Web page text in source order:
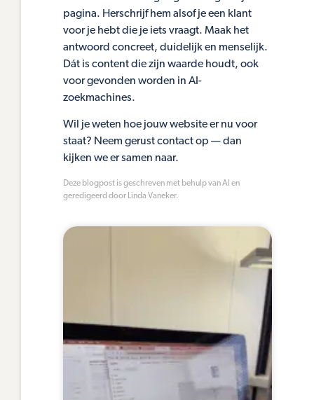
pagina. Herschrijf hem alsof je een klant
voor je hebt die je iets vraagt. Maak het
antwoord concreet, duidelijk en menselijk.
Dát is content die zijn waarde houdt, ook
voor gevonden worden in AI-
zoekmachines.
Wil je weten hoe jouw website er nu voor
staat? Neem gerust contact op — dan
kijken we er samen naar.
Deze blogpost is geschreven met behulp van AI en
geredigeerd door Linda Vaneker.